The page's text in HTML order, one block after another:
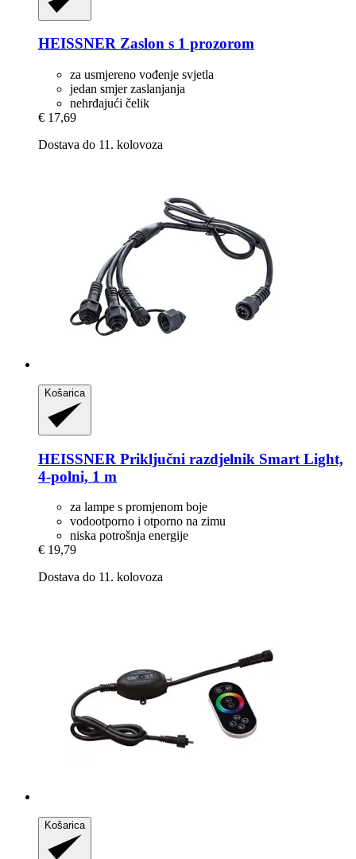
HEISSNER Zaslon s 1 prozorom
za usmjereno vođenje svjetla
jedan smjer zaslanjanja
nehrđajući čelik
€ 17,69
Dostava do 11. kolovoza
Košarica
HEISSNER Priključni razdjelnik Smart Light,
4-​polni, 1 m
za lampe s promjenom boje
vodootporno i otporno na zimu
niska potrošnja energije
€ 19,79
Dostava do 11. kolovoza
Košarica